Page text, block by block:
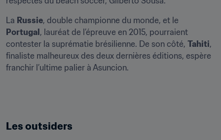
La Russie
Portugal , lauréat de l’épreuve en 2015, pourraient
contester la suprématie brésilienne. De son côté, Tahiti,
finaliste malheureux des deux dernières éditions, espère
franchir l’ultime palier à Asuncion.
Les outsiders